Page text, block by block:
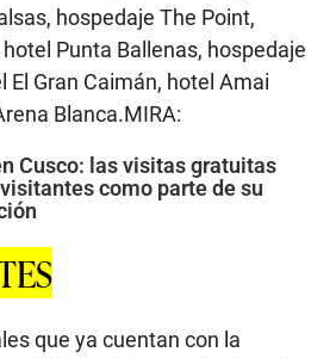
hospedaje The Point,
Punta Ballenas, hospedaje
El Gran Caimán, hotel Amai
Blanca.MIRA:
Cusco: las visitas gratuitas
como parte de su
que ya cuentan con la